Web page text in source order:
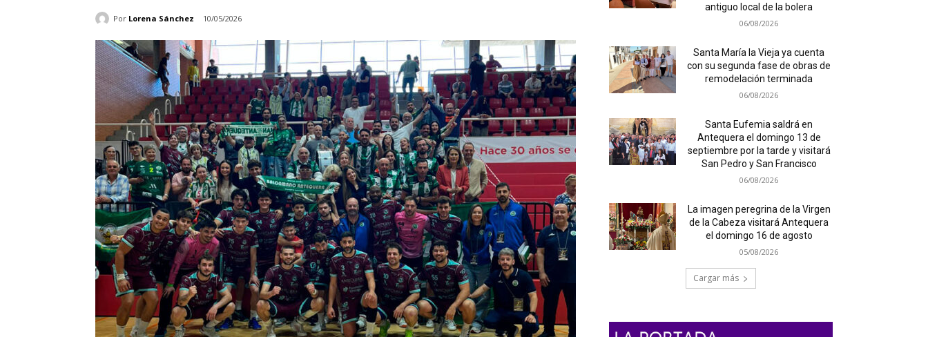
Por Lorena Sánchez 10/05/2026
antiguo local de la bolera
06/08/2026
Santa María la Vieja ya cuenta
con su segunda fase de obras de
remodelación terminada
06/08/2026
Santa Eufemia saldrá en
Antequera el domingo 13 de
septiembre por la tarde y visitará
San Pedro y San Francisco
06/08/2026
La imagen peregrina de la Virgen
de la Cabeza visitará Antequera
el domingo 16 de agosto
05/08/2026
Cargar más